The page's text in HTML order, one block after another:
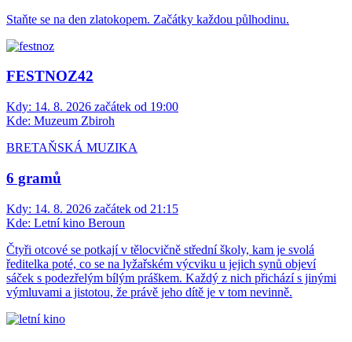
Staňte se na den zlatokopem. Začátky každou půlhodinu.
FESTNOZ42
Kdy: 14. 8. 2026 začátek od 19:00
Kde: Muzeum Zbiroh
BRETAŇSKÁ MUZIKA
6 gramů
Kdy: 14. 8. 2026 začátek od 21:15
Kde: Letní kino Beroun
Čtyři otcové se potkají v tělocvičně střední školy, kam je svolá
ředitelka poté, co se na lyžařském výcviku u jejich synů objeví
sáček s podezřelým bílým práškem. Každý z nich přichází s jinými
výmluvami a jistotou, že právě jeho dítě je v tom nevinně.